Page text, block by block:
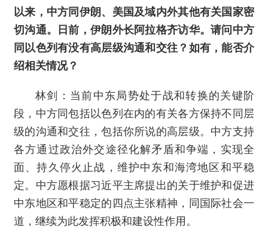
以来，中方同伊朗、美国及域内外其他有关国家密
切沟通。日前，伊朗外长阿拉格齐访华。请问中方
同以色列有没有高层级沟通和交往？如有，能否介
绍相关情况？
林剑：当前中东局势处于战和转换的关键阶
段，中方同包括以色列在内的有关各方保持不同层
级的沟通和交往，包括你所说的高层级。中方支持
各方通过政治外交途径化解矛盾和争端，实现全
面、持久停火止战，维护中东和海湾地区和平稳
定。中方愿根据习近平主席提出的关于维护和促进
中东地区和平稳定的四点主张精神，同国际社会一
道，继续为此发挥积极和建设性作用。